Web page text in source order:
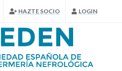
HAZTE SOCIO LOGIN